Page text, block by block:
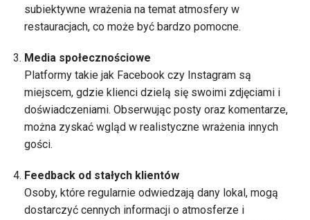
subiektywne wrażenia na temat atmosfery w
restauracjach, co może być bardzo pomocne.
Media społecznościowe
Platformy takie jak Facebook czy Instagram są
miejscem, gdzie klienci dzielą się swoimi zdjęciami i
doświadczeniami. Obserwując posty oraz komentarze,
można zyskać wgląd w realistyczne wrażenia innych
gości.
Feedback od stałych klientów
Osoby, które regularnie odwiedzają dany lokal, mogą
dostarczyć cennych informacji o atmosferze i